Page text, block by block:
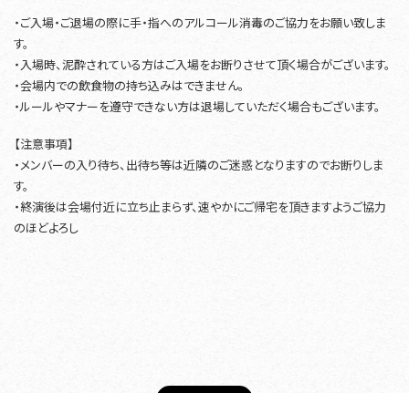
・ご入場・ご退場の際に手・指へのアルコール消毒のご協力をお願い致しま
す。
・入場時、泥酔されている方はご入場をお断りさせて頂く場合がございます。
・会場内での飲食物の持ち込みはできません。
・ルールやマナーを遵守できない方は退場していただく場合もございます。
【注意事項】
・メンバーの入り待ち、出待ち等は近隣のご迷惑となりますのでお断りしま
す。
・終演後は会場付近に立ち止まらず、速やかにご帰宅を頂きますようご協力
のほどよろし